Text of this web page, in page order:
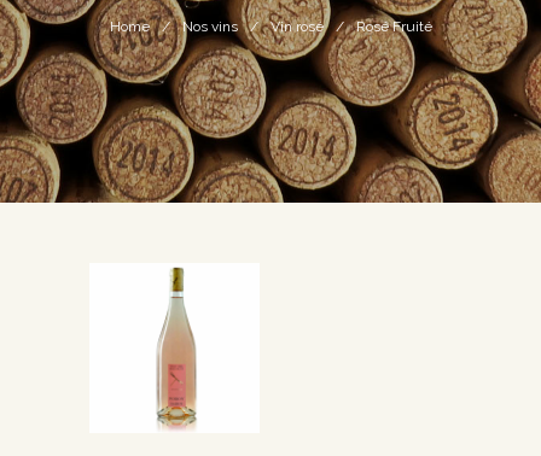
Home Nos vins Vin rosé Rosé Fruité